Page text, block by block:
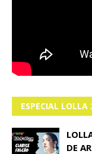
ESPECIAL LOLLA
DE